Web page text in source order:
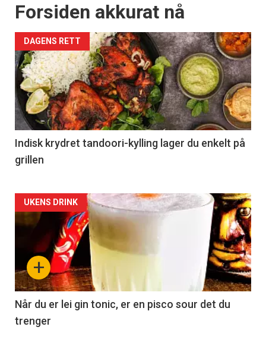
Forsiden akkurat nå
DAGENS RETT
Indisk krydret tandoori-kylling lager du enkelt på
grillen
Forsiden
akkurat
nå
-
2
+
UKENS DRINK
Når du er lei gin tonic, er en pisco sour det du
trenger